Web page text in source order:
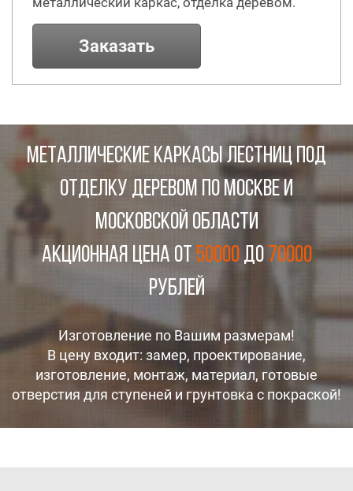
Заказать
МЕТАЛЛИЧЕСКИЕ КАРКАСЫ ЛЕСТНИЦ ПОД
ОТДЕЛКУ ДЕРЕВОМ ПО МОСКВЕ И
МОСКОВСКОЙ ОБЛАСТИ
Акционная цена от 50000до 70000
рублей
Изготовление по Вашим размерам!
В цену входит: замер, проектирование,
изготовление, монтаж, материал, готовые
отверстия для ступеней и грунтовка с покраской!